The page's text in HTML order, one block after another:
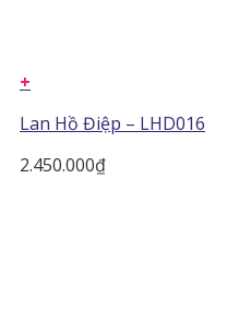
+
Lan Hồ Điệp – LHD016
2.450.000₫